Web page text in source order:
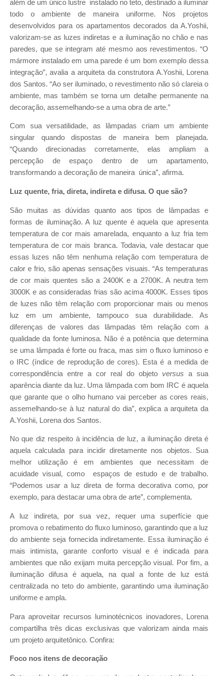
além de um único lustre instalado no teto, destinado a iluminar
todo o ambiente de maneira uniforme. Nos projetos
desenvolvidos para os apartamentos decorados da A.Yoshii,
valorizam-se as luzes indiretas e a iluminação no chão e nas
paredes, que se integram até mesmo aos revestimentos. “O
mármore instalado em uma parede é um bom exemplo dessa
integração”, avalia a arquiteta da construtora A.Yoshii, Lorena
dos Santos. “Ao ser iluminado, o revestimento não só clareia o
ambiente, mas também se torna um detalhe permanente na
decoração, assemelhando-se a uma obra de arte.”
Com sua versatilidade, as lâmpadas criam um ambiente
singular quando dispostas de maneira bem planejada.
“Quando direcionadas corretamente, elas ampliam a
percepção de espaço dentro de um apartamento,
transformando a decoração de maneira única”, afirma.
Luz quente, fria, direta, indireta e difusa. O que são?
São muitas as dúvidas quanto aos tipos de lâmpadas e
formas de iluminação. A luz quente é aquela que apresenta
temperatura de cor mais amarelada, enquanto a luz fria tem
temperatura de cor mais branca. Todavia, vale destacar que
essas luzes não têm nenhuma relação com temperatura de
calor e frio, são apenas sensações visuais. “As temperaturas
de cor mais quentes são a 2400K e a 2700K. A neutra tem
3000K e as consideradas frias são acima 4000K. Esses tipos
de luzes não têm relação com proporcionar mais ou menos
luz em um ambiente, tampouco sua durabilidade. As
diferenças de valores das lâmpadas têm relação com a
qualidade da fonte luminosa. Não é a potência que determina
se uma lâmpada é forte ou fraca, mas sim o fluxo luminoso e
o IRC (índice de reprodução de cores). Esta é a medida de
correspondência entre a cor real do objeto versus a sua
aparência diante da luz. Uma lâmpada com bom IRC é aquela
que garante que o olho humano vai perceber as cores reais,
assemelhando-se à luz natural do dia”, explica a arquiteta da
A.Yoshii, Lorena dos Santos.
No que diz respeito à incidência de luz, a iluminação direta é
aquela calculada para incidir diretamente nos objetos. Sua
melhor utilização é em ambientes que necessitam de
acuidade visual, como espaços de estudo e de trabalho.
“Podemos usar a luz direta de forma decorativa como, por
exemplo, para destacar uma obra de arte”, complementa.
A luz indireta, por sua vez, requer uma superfície que
promova o rebatimento do fluxo luminoso, garantindo que a luz
do ambiente seja fornecida indiretamente. Essa iluminação é
mais intimista, garante conforto visual e é indicada para
ambientes que não exijam muita percepção visual. Por fim, a
iluminação difusa é aquela, na qual a fonte de luz está
centralizada no teto do ambiente, garantindo uma iluminação
uniforme e ampla.
Para aproveitar recursos luminotécnicos inovadores, Lorena
compartilha três dicas exclusivas que valorizam ainda mais
um projeto arquitetônico. Confira:
Foco nos itens de decoração